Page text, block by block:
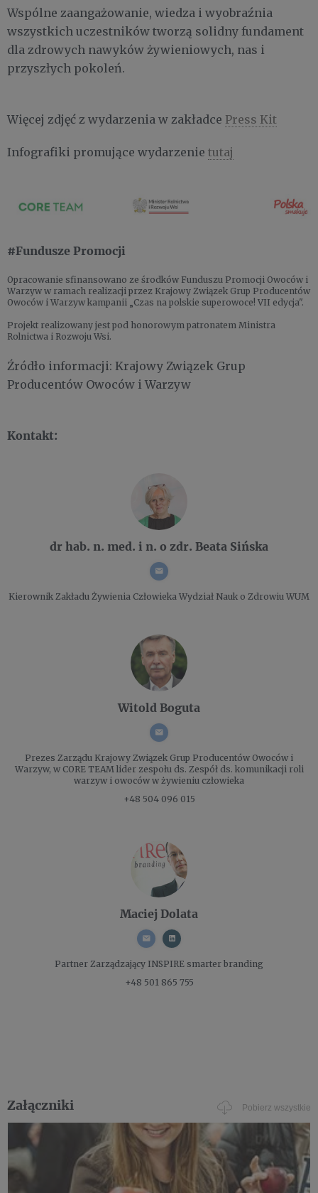
Wspólne zaangażowanie, wiedza i wyobraźnia
wszystkich uczestników tworzą solidny fundament
dla zdrowych nawyków żywieniowych, nas i
przyszłych pokoleń.
Więcej zdjęć z wydarzenia w zakładce Press Kit
Infografiki promujące wydarzenie tutaj
#Fundusze Promocji
Opracowanie sfinansowano ze środków Funduszu Promocji Owoców i
Warzyw w ramach realizacji przez Krajowy Związek Grup Producentów
Owoców i Warzyw kampanii „Czas na polskie superowoce! VII edycja".
Projekt realizowany jest pod honorowym patronatem Ministra
Rolnictwa i Rozwoju Wsi.
Źródło informacji: Krajowy Związek Grup
Producentów Owoców i Warzyw
Kontakt:
dr hab. n. med. i n. o zdr. Beata Sińska
Kierownik Zakładu Żywienia Człowieka Wydział Nauk o Zdrowiu WUM
Witold Boguta
Prezes Zarządu Krajowy Związek Grup Producentów Owoców i
Warzyw, w CORE TEAM lider zespołu ds. Zespół ds. komunikacji roli
warzyw i owoców w żywieniu człowieka
+48 504 096 015
Maciej Dolata
Partner Zarządzający INSPIRE smarter branding
+48 501 865 755
Załączniki Pobierz wszystkie